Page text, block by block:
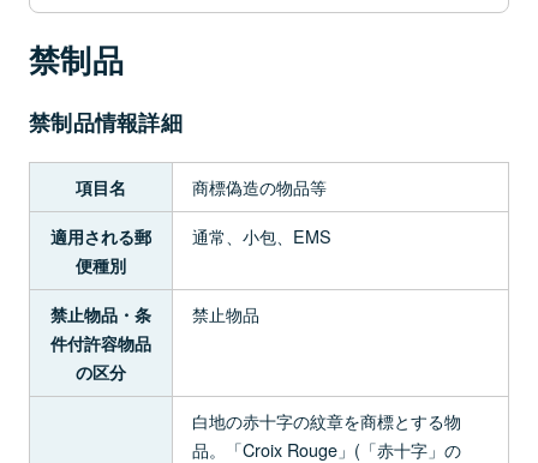
禁制品
禁制品情報詳細
項目名 商標偽造の物品等
適用される郵
便種別
通常、小包、EMS
禁止物品・条
件付許容物品
の区分
禁止物品
白地の赤十字の紋章を商標とする物
品。「Croix Rouge」(「赤十字」の